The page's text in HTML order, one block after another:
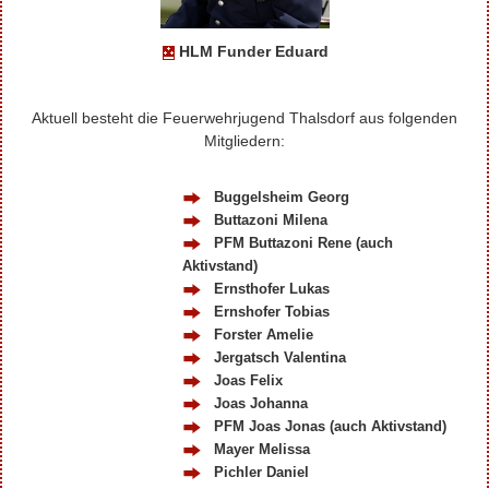
HLM Funder Eduard
Aktuell besteht die Feuerwehrjugend Thalsdorf aus folgenden
Mitgliedern:
Buggelsheim Georg
Buttazoni Milena
PFM Buttazoni Rene (auch
Aktivstand)
Ernsthofer Lukas
Ernshofer Tobias
Forster Amelie
Jergatsch Valentina
Joas Felix
Joas Johanna
PFM Joas Jonas (auch Aktivstand)
Mayer Melissa
Pichler Daniel